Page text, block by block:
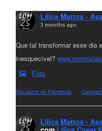
Lilica Mattos -
3 months ago
Que tal transformar esse dia
inesquecível?
Foto
Visualizar no Facebook ·
Lilica Mattos -